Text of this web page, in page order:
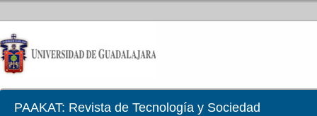
PAAKAT: Revista de Tecnología y Sociedad